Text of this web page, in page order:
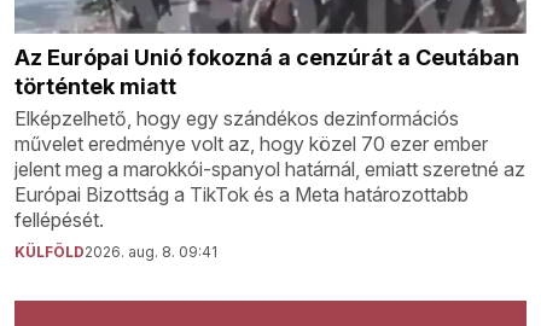
Az Európai Unió fokozná a cenzúrát a Ceutában
történtek miatt
Elképzelhető, hogy egy szándékos dezinformációs
művelet eredménye volt az, hogy közel 70 ezer ember
jelent meg a marokkói-spanyol határnál, emiatt szeretné az
Európai Bizottság a TikTok és a Meta határozottabb
fellépését.
KÜLFÖLD2026. aug. 8. 09:41